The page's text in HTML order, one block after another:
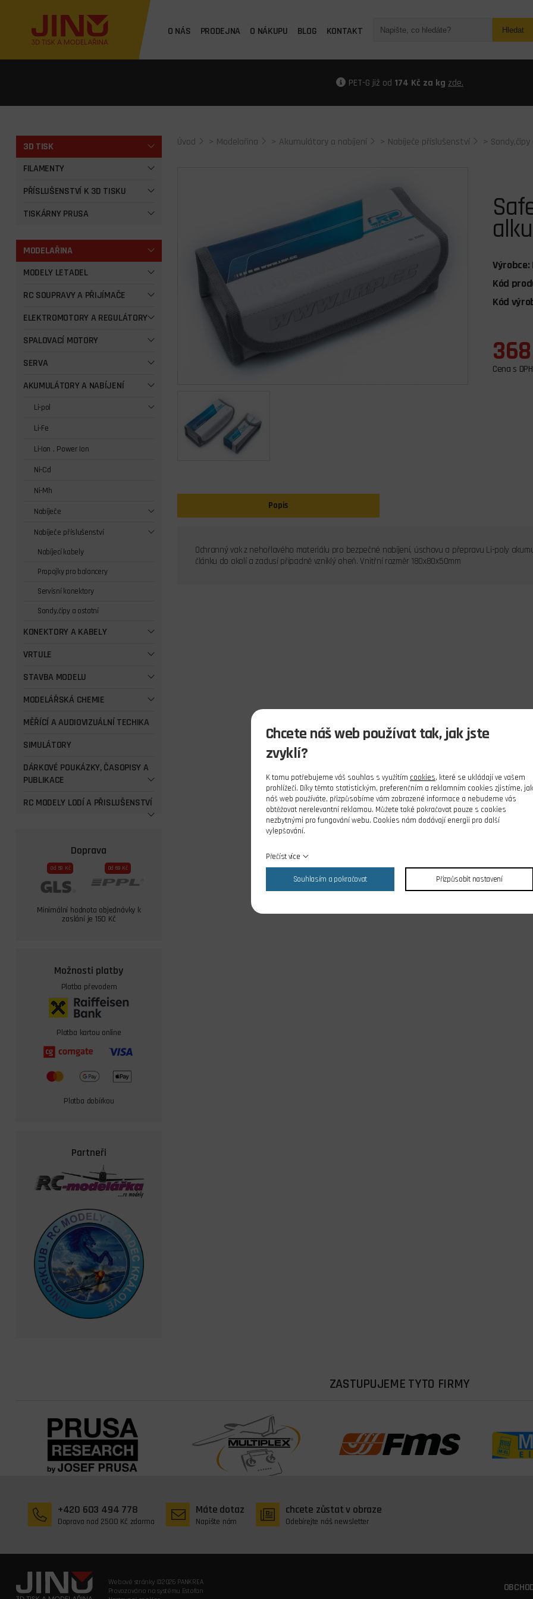
O NÁS PRODEJNA O NÁKUPU BLOG KONTAKT Hledat
PET-G již od 174 Kč za kg zde.
3D TISK
FILAMENTY
PŘÍSLUŠENSTVÍ K 3D TISKU
TISKÁRNY PRUSA
MODELAŘINA
MODELY LETADEL
RC SOUPRAVY A PŘIJÍMAČE
ELEKTROMOTORY A REGULÁTORY
SPALOVACÍ MOTORY
SERVA
AKUMULÁTORY A NABÍJENÍ
Li-pol
Li-Fe
Li-Ion , Power Ion
Ni-Cd
Ni-Mh
Nabíječe
Nabíječe příslušenství
Nabíjecí kabely
Propojky pro balancery
Servisní konektory
Sondy,čipy a ostatní
KONEKTORY A KABELY
VRTULE
STAVBA MODELU
MODELÁŘSKÁ CHEMIE
MĚŘÍCÍ A AUDIOVIZUÁLNÍ TECHIKA
SIMULÁTORY
DÁRKOVÉ POUKÁZKY, ČASOPISY A
PUBLIKACE
RC MODELY LODÍ A PŘISLUŠENSTVÍ
Doprava
Od 59 Kč Od 69 Kč
Minimální hodnota objednávky k
zaslání je 150 Kč
Možnosti platby
Platba převodem
Platba kartou online
Platba dobírkou
Partneři
Úvod > Modelařina > Akumulátory a nabíjení > Nabíječe příslušenství >
Výrobce:
Kód
Kód
Cena s DPH
Popis
Ochranný vak z nehořlavého materiálu pro bezpečné nabíjení, úschovu a přepravu Li-poly
článku do okolí a zadusí případně vzniklý oheň. Vnitřní rozměr 180x80x50mm
ZASTUPUJEME TYTO FIRMY
+420 603 494 778
Doprava nad 2500 Kč zdarma
Máte dotaz
Napište nám
chcete zůstat v obraze
Odebírejte náš newsletter
Webové stránky ©2026 PANKREA
Provozováno na systému Estofan
Chcete náš web používat tak, jak jste
zvyklí?
K tomu potřebujeme váš souhlas s využitím cookies, které se ukládají ve vašem
prohlížeči. Díky těmto statistickým, preferenčním a reklamním cookies zjistíme, jak
náš web používáte, přizpůsobíme vám zobrazené informace a nebudeme vás
obtěžovat nerelevantní reklamou. Můžete také pokračovat pouze s cookies
nezbytnými pro fungování webu. Cookies nám dodávají energii pro další
vylepšování.
Přečíst více
Souhlasím a pokračovat Přizpůsobit nastavení